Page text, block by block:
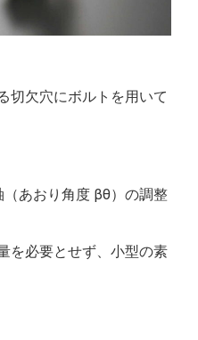
切欠穴にボルトを用いて
（あおり角度 βθ）の調整
を必要とせず、小型の素